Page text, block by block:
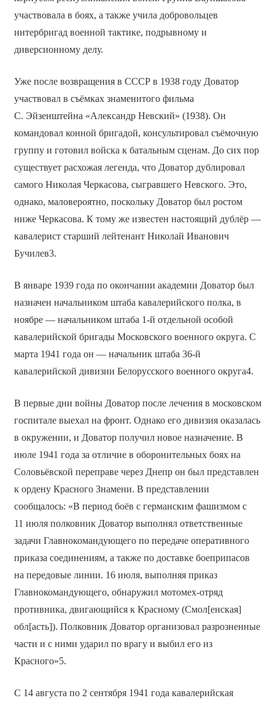
участвовала в боях, а также учила добровольцев
интербригад военной тактике, подрывному и
диверсионному делу.
Уже после возвращения в СССР в 1938 году Доватор
участвовал в съёмках знаменитого фильма
С. Эйзенштейна «Александр Невский» (1938). Он
командовал конной бригадой, консультировал съёмочную
группу и готовил войска к батальным сценам. До сих пор
существует расхожая легенда, что Доватор дублировал
самого Николая Черкасова, сыгравшего Невского. Это,
однако, маловероятно, поскольку Доватор был ростом
ниже Черкасова. К тому же известен настоящий дублёр —
кавалерист старший лейтенант Николай Иванович
Бучилев3.
В январе 1939 года по окончании академии Доватор был
назначен начальником штаба кавалерийского полка, в
ноябре — начальником штаба 1-й отдельной особой
кавалерийской бригады Московского военного округа. С
марта 1941 года он — начальник штаба 36-й
кавалерийской дивизии Белорусского военного округа4.
В первые дни войны Доватор после лечения в московском
госпитале выехал на фронт. Однако его дивизия оказалась
в окружении, и Доватор получил новое назначение. В
июле 1941 года за отличие в оборонительных боях на
Соловьёвской переправе через Днепр он был представлен
к ордену Красного Знамени. В представлении
сообщалось: «В период боёв с германским фашизмом с
11 июля полковник Доватор выполнял ответственные
задачи Главнокомандующего по передаче оперативного
приказа соединениям, а также по доставке боеприпасов
на передовые линии. 16 июля, выполняя приказ
Главнокомандующего, обнаружил мотомех-отряд
противника, двигающийся к Красному (Смол[енская]
обл[асть]). Полковник Доватор организовал разрозненные
части и с ними ударил по врагу и выбил его из
Красного»5.
С 14 августа по 2 сентября 1941 года кавалерийская